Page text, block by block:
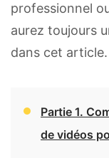
professionnel
aurez toujours
dans cet article.
Partie 1.
de vidéos